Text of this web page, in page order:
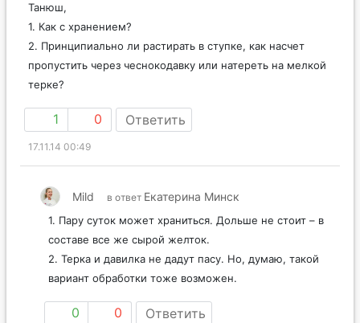
Танюш,
1. Как с хранением?
2. Принципиально ли растирать в ступке, как насчет
пропустить через чеснокодавку или натереть на мелкой
терке?
1 0 Ответить
17.11.14 00:49
Mild в ответ Екатерина Минск
1. Пару суток может храниться. Дольше не стоит – в
составе все же сырой желток.
2. Терка и давилка не дадут пасу. Но, думаю, такой
вариант обработки тоже возможен.
0 0 Ответить